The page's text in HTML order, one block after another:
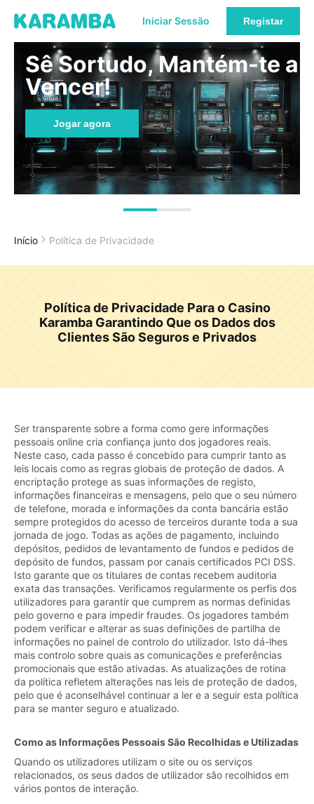
Iniciar Sessão Registar
Sê Sortudo, Mantém-te a
Vencer!
Jogar agora
Início Política de Privacidade
Política de Privacidade Para o Casino
Karamba Garantindo Que os Dados dos
Clientes São Seguros e Privados
Ser transparente sobre a forma como gere informações
pessoais online cria confiança junto dos jogadores reais.
Neste caso, cada passo é concebido para cumprir tanto as
leis locais como as regras globais de proteção de dados. A
encriptação protege as suas informações de registo,
informações financeiras e mensagens, pelo que o seu número
de telefone, morada e informações da conta bancária estão
sempre protegidos do acesso de terceiros durante toda a sua
jornada de jogo. Todas as ações de pagamento, incluindo
depósitos, pedidos de levantamento de fundos e pedidos de
depósito de fundos, passam por canais certificados PCI DSS.
Isto garante que os titulares de contas recebem auditoria
exata das transações. Verificamos regularmente os perfis dos
utilizadores para garantir que cumprem as normas definidas
pelo governo e para impedir fraudes. Os jogadores também
podem verificar e alterar as suas definições de partilha de
informações no painel de controlo do utilizador. Isto dá-lhes
mais controlo sobre quais as comunicações e preferências
promocionais que estão ativadas. As atualizações de rotina
da política refletem alterações nas leis de proteção de dados,
pelo que é aconselhável continuar a ler e a seguir esta política
para se manter seguro e atualizado.
Como as Informações Pessoais São Recolhidas e Utilizadas
Quando os utilizadores utilizam o site ou os serviços
relacionados, os seus dados de utilizador são recolhidos em
vários pontos de interação.